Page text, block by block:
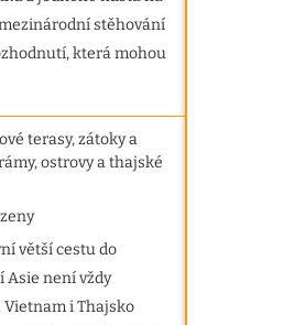
stěhování
která mohou
terasy, zátoky a
ostrovy a thajské
větší cestu do
Asie není vždy
Vietnam i Thajsko